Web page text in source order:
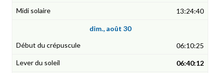
13:24:40
dim., août 30
06:10:25
06:40:12